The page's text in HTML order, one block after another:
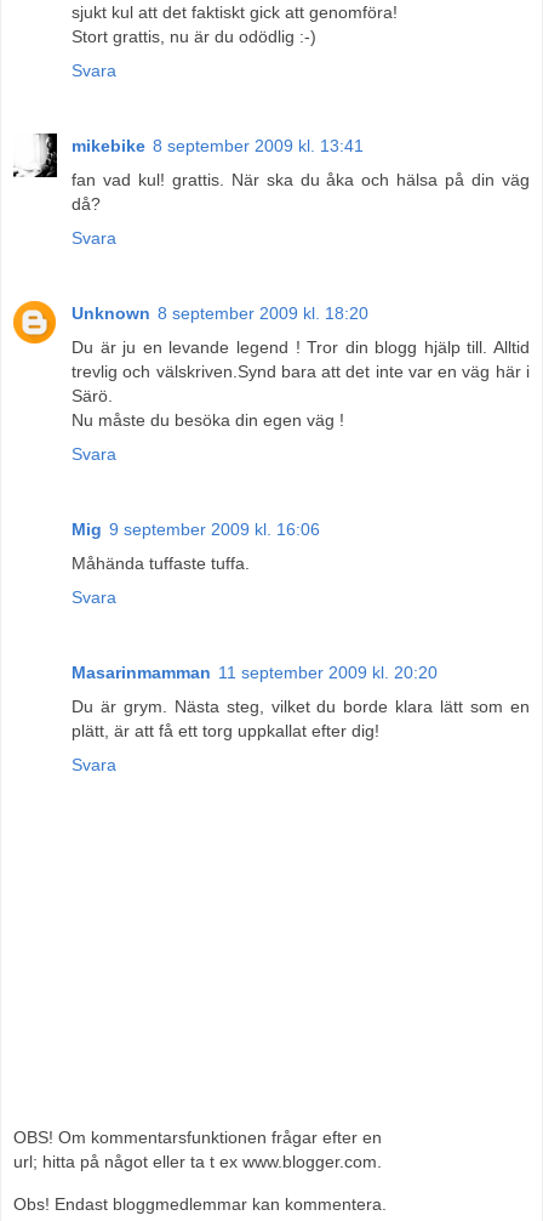
sjukt kul att det faktiskt gick att genomföra!
Stort grattis, nu är du odödlig :-)
Svara
mikebike 8 september 2009 kl. 13:41
fan vad kul! grattis. När ska du åka och hälsa på din väg
då?
Svara
Unknown 8 september 2009 kl. 18:20
Du är ju en levande legend ! Tror din blogg hjälp till. Alltid
trevlig och välskriven.Synd bara att det inte var en väg här i
Särö.
Nu måste du besöka din egen väg !
Svara
Mig 9 september 2009 kl. 16:06
Måhända tuffaste tuffa.
Svara
Masarinmamman 11 september 2009 kl. 20:20
Du är grym. Nästa steg, vilket du borde klara lätt som en
plätt, är att få ett torg uppkallat efter dig!
Svara
OBS! Om kommentarsfunktionen frågar efter en
url; hitta på något eller ta t ex www.blogger.com.
Obs! Endast bloggmedlemmar kan kommentera.